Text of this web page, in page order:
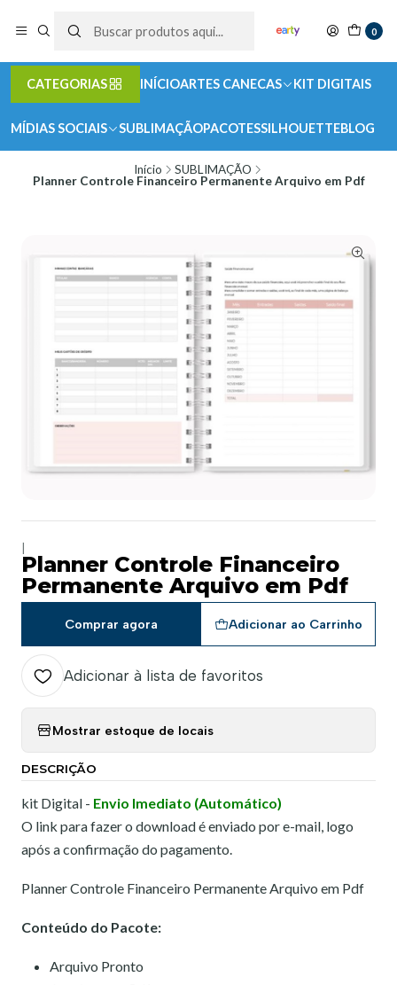
0
CATEGORIAS INÍCIOARTES CANECAS KIT DIGITAIS
MÍDIAS SOCIAIS SUBLIMAÇÃOPACOTESSILHOUETTEBLOG
Início
SUBLIMAÇÃO
Planner Controle Financeiro Permanente Arquivo em Pdf
Planner Controle Financeiro
Permanente Arquivo em Pdf
Adicionar ao Carrinho
Comprar agora
Adicionar à lista de favoritos
Mostrar estoque de locais
DESCRIÇÃO
kit Digital - Envio Imediato (Automático)
O link para fazer o download é enviado por e-mail, logo
após a confirmação do pagamento.
Planner Controle Financeiro Permanente Arquivo em Pdf
Conteúdo do Pacote:
Arquivo Pronto